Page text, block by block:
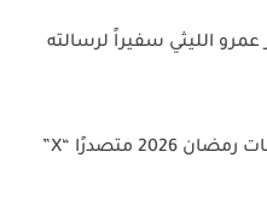
عمرو الليثي سفيراً لرسالته
بنك مصر يفتتح سباق إعلانات رمضان 2026 متصدرًا “X”